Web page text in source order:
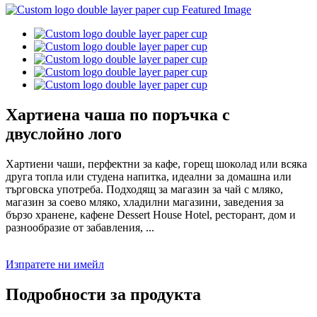
Хартиена чаша по поръчка с
двуслойно лого
Хартиени чаши, перфектни за кафе, горещ шоколад или всяка
друга топла или студена напитка, идеални за домашна или
търговска употреба. Подходящ за магазин за чай с мляко,
магазин за соево мляко, хладилни магазини, заведения за
бързо хранене, кафене Dessert House Hotel, ресторант, дом и
разнообразие от забавления, ...
Изпратете ни имейл
Подробности за продукта